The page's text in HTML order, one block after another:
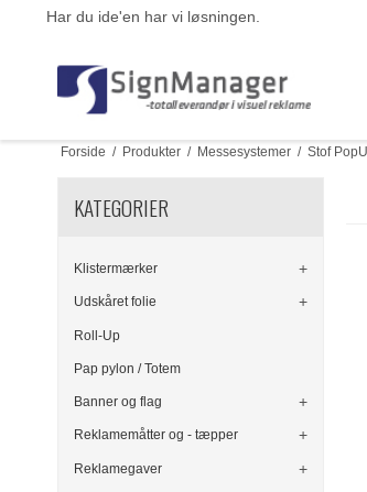
Har du ide'en har vi løsningen.
Forside / Produkter / Messesystemer / Stof
KATEGORIER
Klistermærker
Udskåret folie
Roll-Up
Pap pylon / Totem
Banner og flag
Reklamemåtter og - tæpper
Reklamegaver